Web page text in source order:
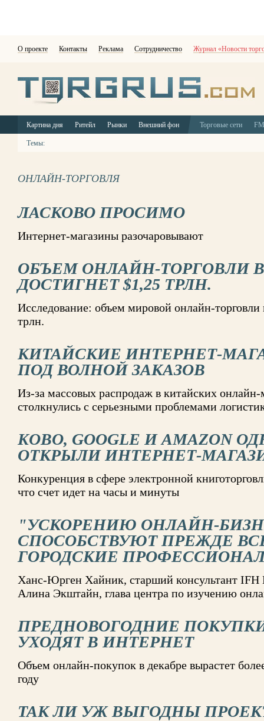
О проекте Контакты Реклама Сотрудничество Журнал «Новости
Картина дня Ритейл Рынки Внешний фон Торговые сети
Темы:
ОНЛАЙН-ТОРГОВЛЯ
ЛАСКОВО ПРОСИМО
Интернет-магазины разочаровывают
ОБЪЕМ ОНЛАЙН-ТОРГОВЛИ В
ДОСТИГНЕТ $1,25 ТРЛН.
Исследование: объем мировой онлайн-торговли
трлн.
КИТАЙСКИЕ ИНТЕРНЕТ-
ПОД ВОЛНОЙ ЗАКАЗОВ
Из-за массовых распродаж в китайских
столкнулись с серьезными проблемами
KOBO, GOOGLE И AMAZON
ОТКРЫЛИ ИНТЕРНЕТ-
Конкуренция в сфере электронной
что счет идет на часы и минуты
"УСКОРЕНИЮ ОНЛАЙН-
СПОСОБСТВУЮТ ПРЕЖДЕ
ГОРОДСКИЕ
Ханс-Юрген Хайник, старший консультант IFH
Алина Экштайн, глава центра по изучению
ПРЕДНОВОГОДНИЕ
УХОДЯТ В ИНТЕРНЕТ
Объем онлайн-покупок в декабре вырастет
году
ТАК ЛИ УЖ ВЫГОДНЫ